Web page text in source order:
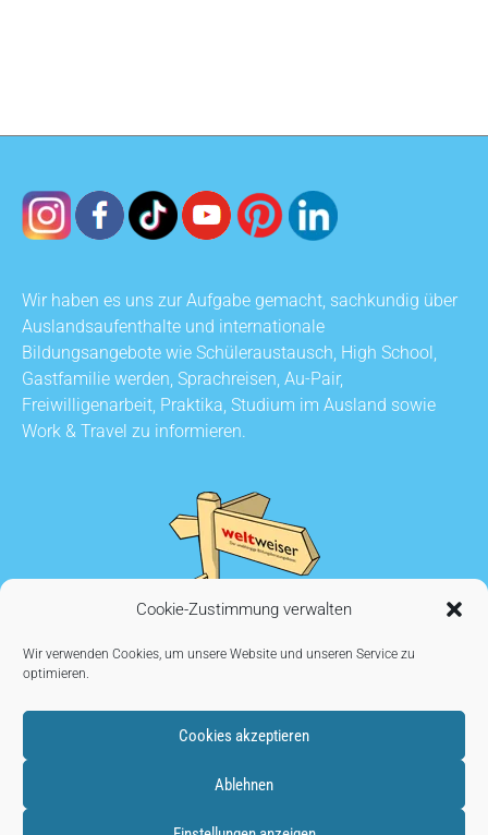
Cookie-Zustimmung verwalten
Wir verwenden Cookies, um unsere Website und unseren Service zu
optimieren.
Cookies akzeptieren
Ablehnen
Wir haben es uns zur Aufgabe gemacht, sachkundig über
Auslandsaufenthalte und internationale
Bildungsangebote wie Schüleraustausch, High School,
Gastfamilie werden, Sprachreisen, Au-Pair,
Freiwilligenarbeit, Praktika, Studium im Ausland sowie
Work & Travel zu informieren.
COOKIE EINSTELLUNGEN